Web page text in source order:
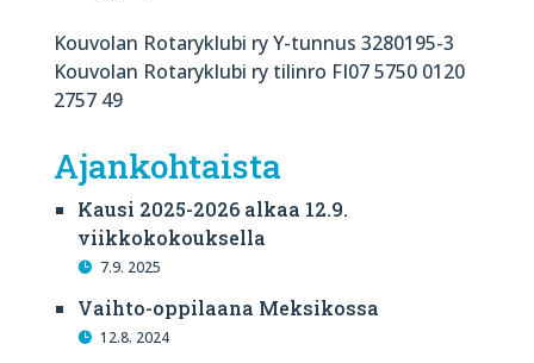
Kouvolan Rotaryklubi ry Y-tunnus 3280195-3
Kouvolan Rotaryklubi ry tilinro FI07 5750 0120
2757 49
Ajankohtaista
Kausi 2025-2026 alkaa 12.9.
viikkokokouksella
7.9. 2025
Vaihto-oppilaana Meksikossa
12.8. 2024